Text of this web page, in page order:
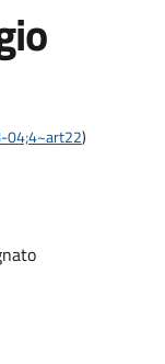
04;4~art22)